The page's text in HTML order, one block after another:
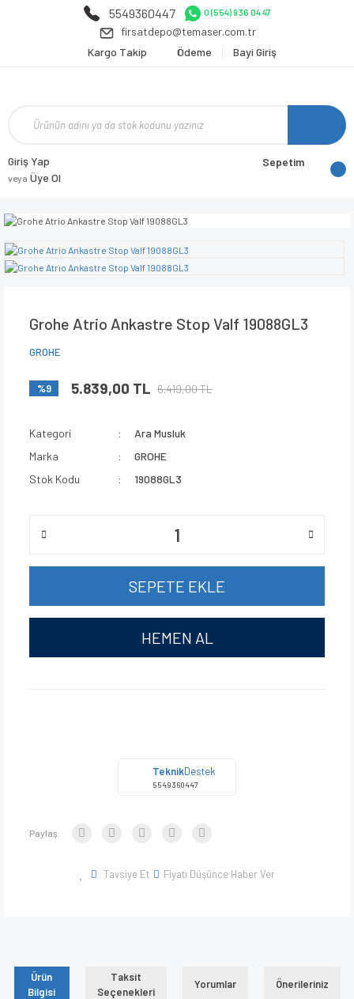
5549360447 0 (554) 936 04 47
firsatdepo@temaser.com.tr
Kargo Takip
Ödeme Bayi Giriş
Giriş Yap
veya Üye Ol
Sepetim
Grohe Atrio Ankastre Stop Valf 19088GL3
GROHE
%9 5.839,00 TL 6.419,00 TL
Kategori
Ara Musluk
Marka
GROHE
Stok Kodu
19088GL3
SEPETE EKLE
HEMEN AL
TeknikDestek
5549360447
Paylaş:
Tavsiye Et Fiyatı Düşünce Haber Ver
Ürün
Bilgisi
Taksit
Seçenekleri
Yorumlar Önerileriniz